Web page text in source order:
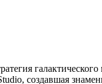
создавшая